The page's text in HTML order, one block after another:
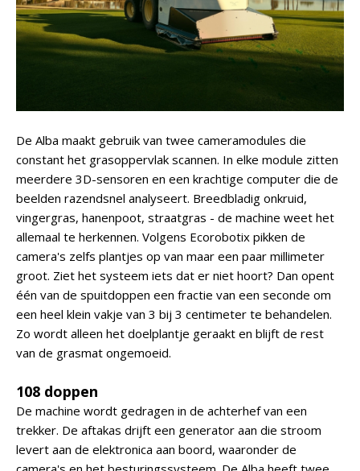
De Alba maakt gebruik van twee cameramodules die
constant het grasoppervlak scannen. In elke module zitten
meerdere 3D-sensoren en een krachtige computer die de
beelden razendsnel analyseert. Breedbladig onkruid,
vingergras, hanenpoot, straatgras - de machine weet het
allemaal te herkennen. Volgens Ecorobotix pikken de
camera's zelfs plantjes op van maar een paar millimeter
groot. Ziet het systeem iets dat er niet hoort? Dan opent
één van de spuitdoppen een fractie van een seconde om
een heel klein vakje van 3 bij 3 centimeter te behandelen.
Zo wordt alleen het doelplantje geraakt en blijft de rest
van de grasmat ongemoeid.
108 doppen
De machine wordt gedragen in de achterhef van een
trekker. De aftakas drijft een generator aan die stroom
levert aan de elektronica aan boord, waaronder de